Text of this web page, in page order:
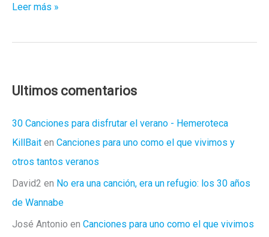
Cinco
no
Leer más »
Ultimos comentarios
30 Canciones para disfrutar el verano - Hemeroteca
KillBait en Canciones para uno como el que vivimos y
otros tantos veranos
David2 en No era una canción, era un refugio: los 30 años
de Wannabe
José Antonio en Canciones para uno como el que vivimos